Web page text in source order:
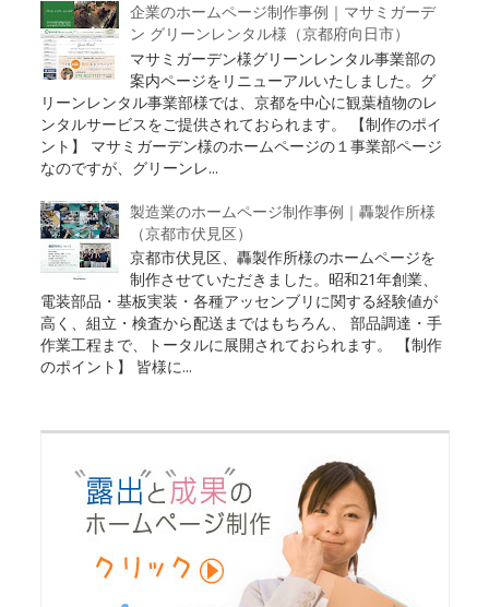
企業のホームページ制作事例｜マサミガーデ
ン グリーンレンタル様（京都府向日市）
マサミガーデン様グリーンレンタル事業部の
案内ページをリニューアルいたしました。グ
リーンレンタル事業部様では、京都を中心に観葉植物のレ
ンタルサービスをご提供されておられます。 【制作のポイ
ント】 マサミガーデン様のホームページの１事業部ページ
なのですが、グリーンレ...
製造業のホームページ制作事例｜轟製作所様
（京都市伏見区）
京都市伏見区、轟製作所様のホームページを
制作させていただきました。昭和21年創業、
電装部品・基板実装・各種アッセンブリに関する経験値が
高く、組立・検査から配送まではもちろん、 部品調達・手
作業工程まで、トータルに展開されておられます。 【制作
のポイント】 皆様に...